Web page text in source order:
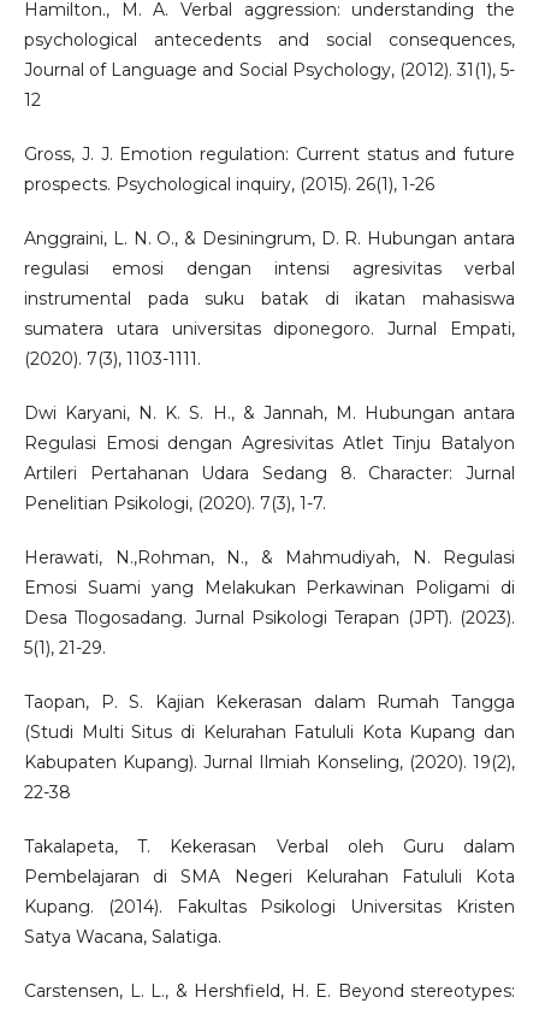
Hamilton., M. A. Verbal aggression: understanding the
psychological antecedents and social consequences,
Journal of Language and Social Psychology, (2012). 31(1), 5-
12
Gross, J. J. Emotion regulation: Current status and future
prospects. Psychological inquiry, (2015). 26(1), 1-26
Anggraini, L. N. O., & Desiningrum, D. R. Hubungan antara
regulasi emosi dengan intensi agresivitas verbal
instrumental pada suku batak di ikatan mahasiswa
sumatera utara universitas diponegoro. Jurnal Empati,
(2020). 7(3), 1103-1111.
Dwi Karyani, N. K. S. H., & Jannah, M. Hubungan antara
Regulasi Emosi dengan Agresivitas Atlet Tinju Batalyon
Artileri Pertahanan Udara Sedang 8. Character: Jurnal
Penelitian Psikologi, (2020). 7(3), 1-7.
Herawati, N.,Rohman, N., & Mahmudiyah, N. Regulasi
Emosi Suami yang Melakukan Perkawinan Poligami di
Desa Tlogosadang. Jurnal Psikologi Terapan (JPT). (2023).
5(1), 21-29.
Taopan, P. S. Kajian Kekerasan dalam Rumah Tangga
(Studi Multi Situs di Kelurahan Fatululi Kota Kupang dan
Kabupaten Kupang). Jurnal Ilmiah Konseling, (2020). 19(2),
22-38
Takalapeta, T. Kekerasan Verbal oleh Guru dalam
Pembelajaran di SMA Negeri Kelurahan Fatululi Kota
Kupang. (2014). Fakultas Psikologi Universitas Kristen
Satya Wacana, Salatiga.
Carstensen, L. L., & Hershfield, H. E. Beyond stereotypes: